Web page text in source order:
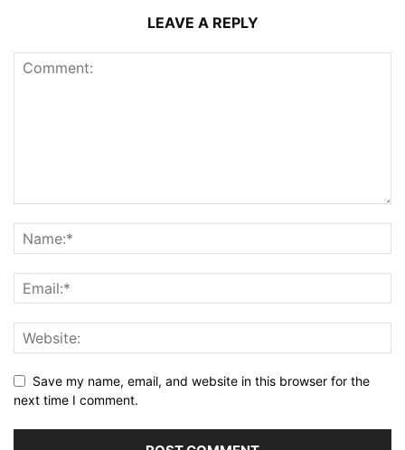
LEAVE A REPLY
Save my name, email, and website in this browser for the
next time I comment.